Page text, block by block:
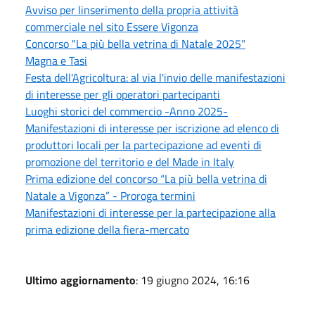
Avviso per linserimento della propria attività
commerciale nel sito Essere Vigonza
Concorso "La più bella vetrina di Natale 2025"
Magna e Tasi
Festa dell'Agricoltura: al via l'invio delle manifestazioni
di interesse per gli operatori partecipanti
Luoghi storici del commercio -Anno 2025-
Manifestazioni di interesse per iscrizione ad elenco di
produttori locali per la partecipazione ad eventi di
promozione del territorio e del Made in Italy
Prima edizione del concorso “La più bella vetrina di
Natale a Vigonza” - Proroga termini
Manifestazioni di interesse per la partecipazione alla
prima edizione della fiera-mercato
Ultimo aggiornamento: 19 giugno 2024, 16:16